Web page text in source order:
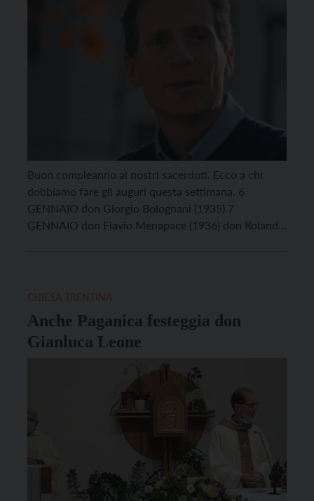
Buon compleanno ai nostri sacerdoti. Ecco a chi
dobbiamo fare gli auguri questa settimana. 6
GENNAIO don Giorgio Bolognani (1935) 7
GENNAIO don Flavio Menapace (1936) don Rolando
Anche Paganica festeggia don
Gianluca Leone